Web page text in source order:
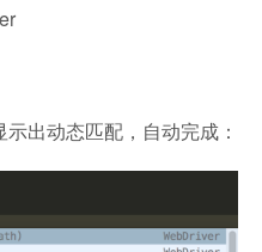
出动态匹配，自动完成：